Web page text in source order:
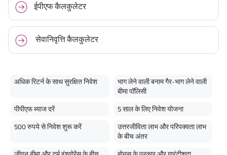
ईपीएफ कैलकुलेटर
सेवानिवृत्ति कैलकुलेटर
अधिक रिटर्न के साथ सुरक्षित निवेश
भाग लेने वाली बनाम गैर-भाग लेने वाली
बीमा पॉलिसी
पीपीएफ ब्याज दरें 5 साल के लिए निवेश योजना
500 रुपये से निवेश शुरू करें
उत्तरजीविता लाभ और परिपक्वता लाभ
के बीच अंतर